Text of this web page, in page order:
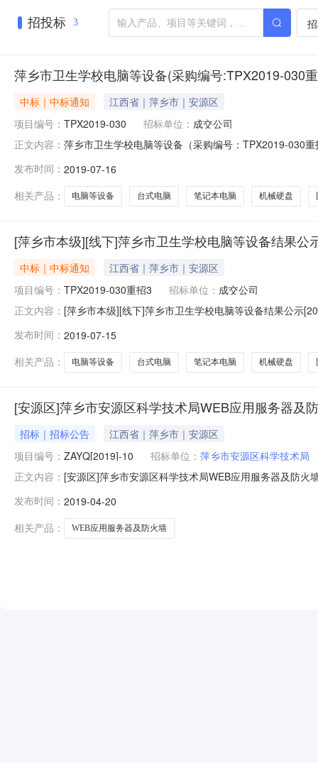
招投标 3
萍乡市卫生学校电脑等设备(采购编号:TPX2019-030
中标｜中标通知
江西省｜萍乡市｜安源区
项目编号： TPX2019-030 招标单位： 成交公司
正文内容： 萍乡市卫生学校电脑等设备（采购编号：TPX2019-030
（元）成交公司成交公司地址1台式电脑联想启天M420-
发布时间： 2019-07-16
相关产品：
电脑等设备 台式电脑 笔记本电脑 机械硬盘
[萍乡市本级][线下]萍乡市卫生学校电脑等设备结果公
中标｜中标通知
江西省｜萍乡市｜安源区
项目编号： TPX2019-030重招3 招标单位： 成交公司
正文内容： [萍乡市本级][线下]萍乡市卫生学校电脑等设备结果公示
行，经评审小组推荐，采购人确定，成交结果如下：序
发布时间： 2019-07-15
相关产品：
电脑等设备 台式电脑 笔记本电脑 机械硬盘
[安源区]萍乡市安源区科学技术局WEB应用服务器及
招标｜招标公告
江西省｜萍乡市｜安源区
项目编号： ZAYQ[2019]-10 招标单位： 萍乡市安源区科学技术局
正文内容： [安源区]萍乡市安源区科学技术局WEB应用服务器及防
推荐情况及推荐理由如下：采购人及专家集中推荐理由
395000.00元
发布时间： 2019-04-20
相关产品：
WEB应用服务器及防火墙